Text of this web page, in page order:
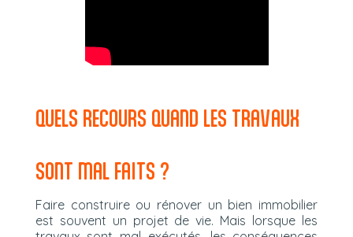
QUELS RECOURS QUAND LES TRAVAUX
SONT MAL FAITS ?
Faire construire ou rénover un bien immobilier
est souvent un projet de vie. Mais lorsque les